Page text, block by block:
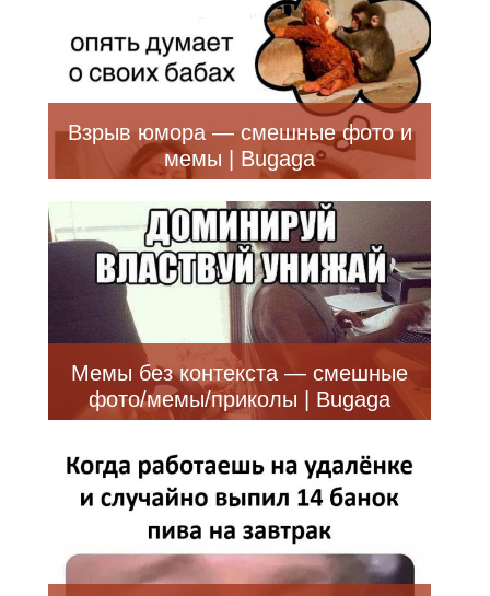
Взрыв юмора — смешные фото и
мемы | Bugaga
Мемы без контекста — смешные
фото/мемы/приколы | Bugaga